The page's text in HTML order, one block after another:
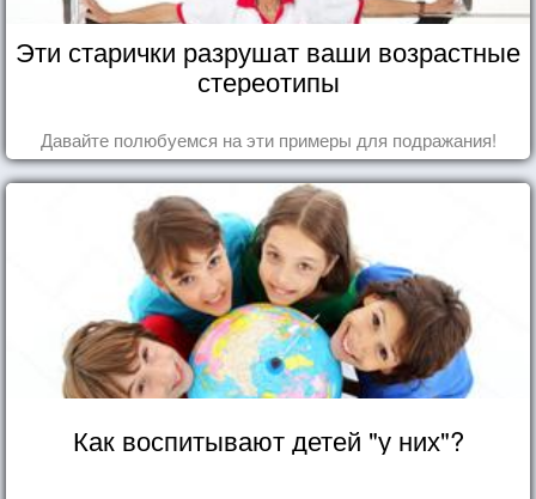
Эти старички разрушат ваши возрастные
стереотипы
Давайте полюбуемся на эти примеры для подражания!
Как воспитывают детей "у них"?